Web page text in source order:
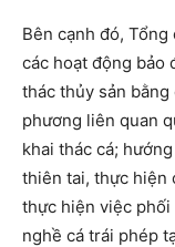
Bên cạnh đó,
các hoạt động bảo
thác thủy sản
phương liên quan
khai thác cá;
thiên tai, thực hiện
thực hiện việc phối
nghề cá trái phép